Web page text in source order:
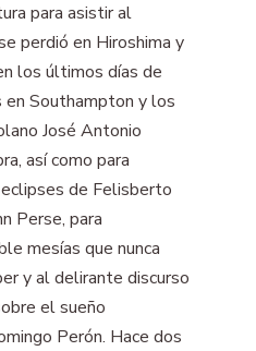
para asistir al
perdió en Hiroshima y
los últimos días de
en Southampton y los
José Antonio
así como para
de Felisberto
Perse, para
mesías que nunca
y al delirante discurso
el sueño
Perón. Hace dos